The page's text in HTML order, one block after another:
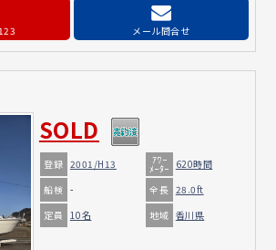
メール問合せ
SOLD
登録 2001/H13 ｱﾜｰ
ﾒｰﾀｰ 620時間
船検 - 全長 28.0ft
定員 10名 地域 香川県